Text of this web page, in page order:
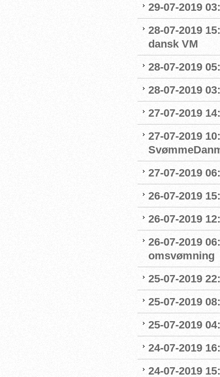
29-07-2019
28-07-2019
dansk VM
28-07-2019
28-07-2019
27-07-2019
27-07-2019
27-07-2019
26-07-2019
26-07-2019
26-07-2019
omsvømning
25-07-2019
25-07-2019
25-07-2019
24-07-2019
24-07-2019